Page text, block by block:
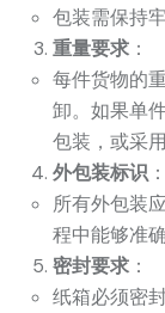
包装需保持
重量要求 ：
每件货物的
卸。如果单
包装，或采
外包装标识 ：
所有外包装
程中能够准
密封要求 ：
纸箱必须密